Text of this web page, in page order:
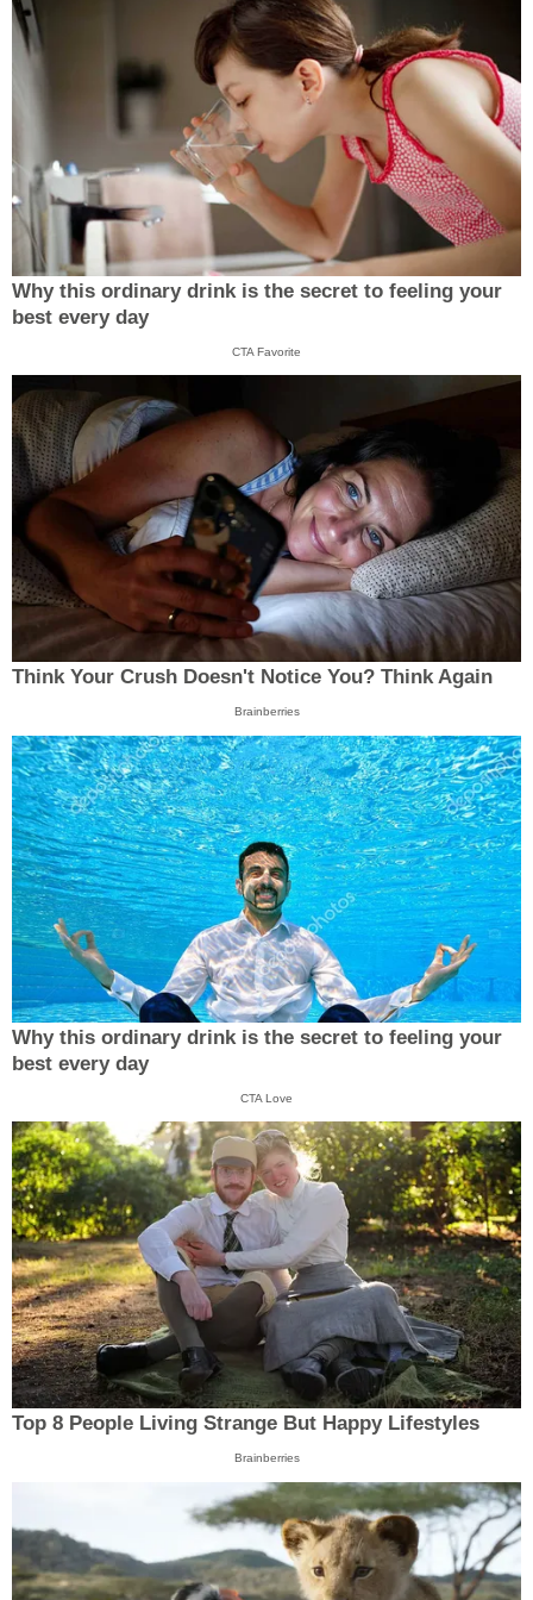
Why this ordinary drink is the secret to feeling your
best every day
CTA Favorite
Think Your Crush Doesn't Notice You? Think Again
Brainberries
Why this ordinary drink is the secret to feeling your
best every day
CTA Love
Top 8 People Living Strange But Happy Lifestyles
Brainberries